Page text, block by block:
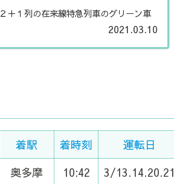
＋１列の在来線特急列車のグリーン車
2021.03.10
着駅 着時刻
運転日
奥多摩 10:42
3/13.14.20.21